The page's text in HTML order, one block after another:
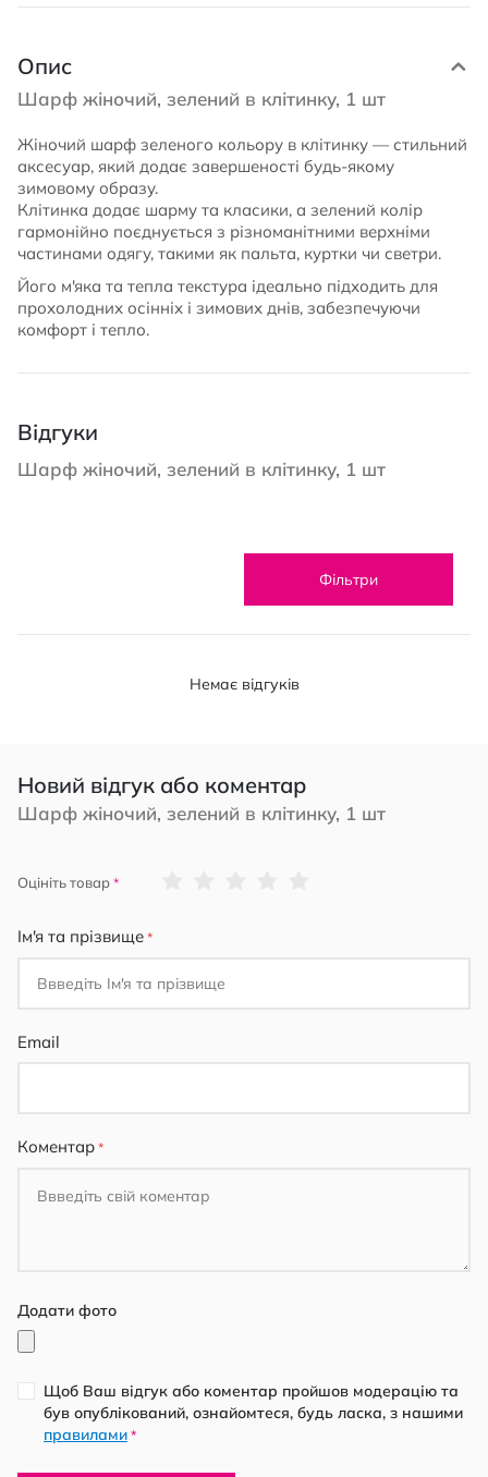
Опис
Шарф жіночий, зелений в клітинку, 1 шт
Жіночий шарф зеленого кольору в клітинку — стильний
аксесуар, який додає завершеності будь-якому
зимовому образу.
Клітинка додає шарму та класики, а зелений колір
гармонійно поєднується з різноманітними верхніми
частинами одягу, такими як пальта, куртки чи светри.
Його м'яка та тепла текстура ідеально підходить для
прохолодних осінніх і зимових днів, забезпечуючи
комфорт і тепло.
Відгуки
Шарф жіночий, зелений в клітинку, 1 шт
Фільтри
Немає відгуків
Новий відгук або коментар
Шарф жіночий, зелений в клітинку, 1 шт
Оцініть товар
Ім'я та прізвище
Email
Коментар
Додати фото
Щоб Ваш відгук або коментар пройшов модерацію та
був опублікований, ознайомтеся, будь ласка, з нашими
правилами *